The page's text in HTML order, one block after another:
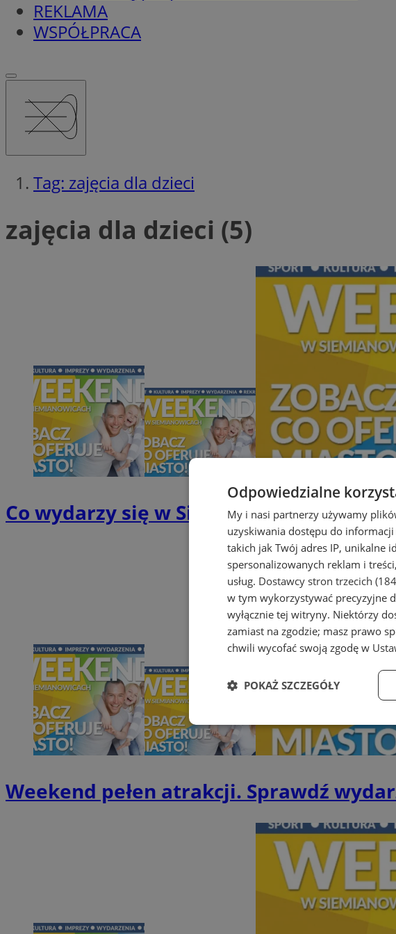
REKLAMA
WSPÓŁPRACA
Tag: zajęcia dla dzieci
zajęcia dla dzieci (5)
Co wydarzy się w Siemianowicach
Weekend pełen atrakcji. Sprawdź
Odpowiedzialne
My i nasi partnerzy używamy
uzyskiwania dostępu do
takich jak Twój adres IP, unikalne
spersonalizowanych reklam i
usług. Dostawcy stron trzecich
w tym wykorzystywać precyzyjne
wyłącznie tej witryny. Niektórzy
zamiast na zgodzie; masz prawo
chwili wycofać swoją zgodę w
POKAŻ SZCZEGÓŁY
Niezbędne Wydajność
Niezbędne
Niezbędne pliki cookie umożliwiają
zarządzanie kontem. Bez niezbędnych
Provider/